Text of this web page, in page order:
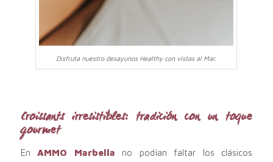
Disfruta nuestro desayunos Healthy con vistas al Mar.
Croissants irresistibles: tradición con un toque
gourmet
EnAMMO Marbella no podían faltar los clásicos